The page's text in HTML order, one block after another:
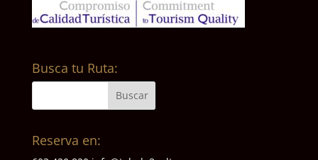
Busca tu Ruta:
Reserva en: